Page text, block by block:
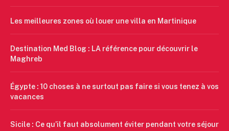
Les meilleures zones où louer une villa en Martinique
Destination Med Blog : LA référence pour découvrir le
Maghreb
Égypte : 10 choses à ne surtout pas faire si vous tenez à vos
vacances
Sicile : Ce qu’il faut absolument éviter pendant votre séjour